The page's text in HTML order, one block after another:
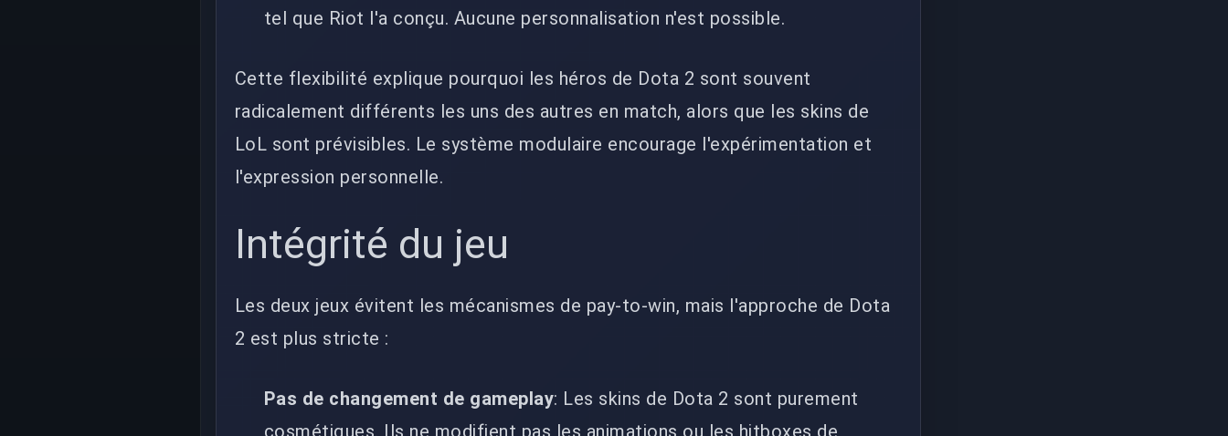
tel que Riot l'a conçu. Aucune personnalisation n'est possible.
Cette flexibilité explique pourquoi les héros de Dota 2 sont souvent
radicalement différents les uns des autres en match, alors que les skins de
LoL sont prévisibles. Le système modulaire encourage l'expérimentation et
l'expression personnelle.
Intégrité du jeu
Les deux jeux évitent les mécanismes de pay-to-win, mais l'approche de Dota
2 est plus stricte :
Pas de changement de gameplay: Les skins de Dota 2 sont purement
cosmétiques. Ils ne modifient pas les animations ou les hitboxes de